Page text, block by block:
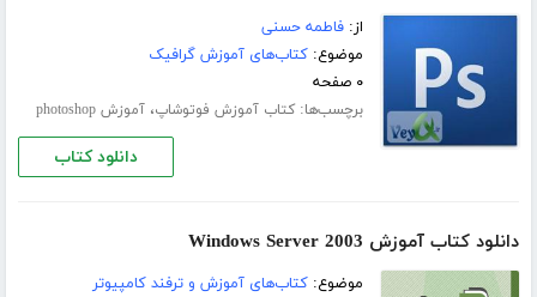
از:فاطمه حسنی
موضوع:کتاب‌های آموزش گرافیک
۰ صفحه
برچسب‌ها:کتاب آموزش فوتوشاپ،آموزش photoshop
دانلود کتاب
دانلود کتاب آموزش Windows Server 2003
موضوع:کتاب‌های آموزش و ترفند کامپیوتر